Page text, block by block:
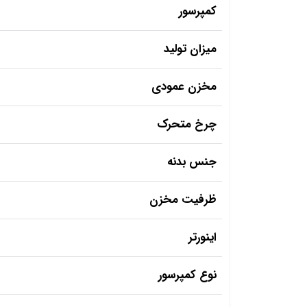
کمپرسور
میزان تولید
مخزن عمودی
چرخ متحرک
جنس بدنه
ظرفیت مخزن
اینورتر
نوع کمپرسور